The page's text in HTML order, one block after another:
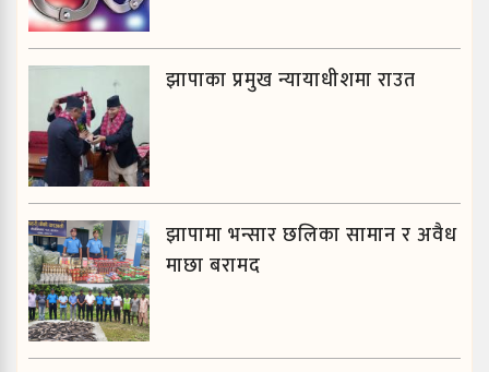
झापाका प्रमुख न्यायाधीशमा राउत
झापामा भन्सार छलिका सामान र अवैध
माछा बरामद